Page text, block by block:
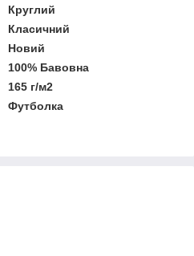
Круглий
Класичний
Новий
100% Бавовна
165 г/м2
Футболка